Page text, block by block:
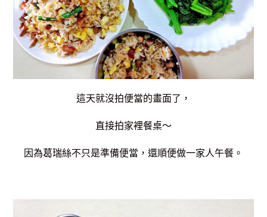
這天就沒拍便當的畫面了，
直接拍家裡餐桌～
因為葛瑞絲不只是準備便當，還順便做一家人午餐。